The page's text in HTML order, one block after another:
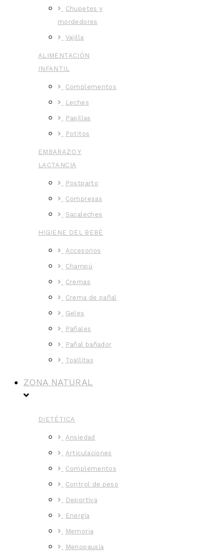
Chupetes y
mordedores
Vajilla
ALIMENTACIÓN
INFANTIL
Complementos
Leches
Papillas
Potitos
EMBARAZO Y
LACTANCIA
Postparto
Compresas
Sacaleches
HIGIENE DEL BEBÉ
Accesorios
Champú
Cremas
Crema de pañal
Geles
Pañales
Pañal bañador
Toallitas
ZONA NATURAL
DIETÉTICA
Ansiedad
Articulaciones
Complementos
Control de peso
Deportiva
Energía
Memoria
Menopausia